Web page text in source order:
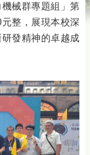
械群專題組」第
整，展現本校深
發精神的卓越成